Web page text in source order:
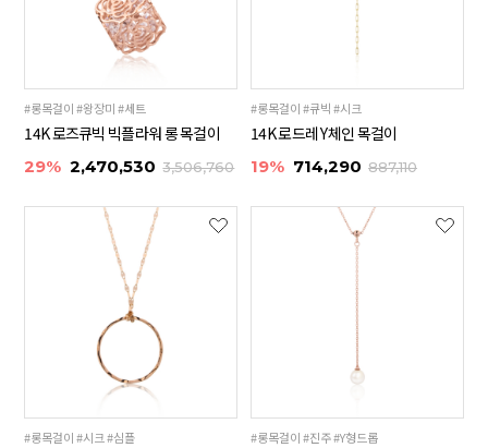
#롱목걸이 #왕장미 #세트
14K 로즈큐빅 빅플라워 롱 목걸이
29% 2,470,530 3,506,760
#롱목걸이 #큐빅 #시크
14K 로드레 Y체인 목걸이
19% 714,290 887,110
#롱목걸이 #시크 #심플 #롱목걸이 #진주 #Y형드롭